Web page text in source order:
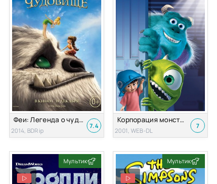
Феи: Легенда о чудовище
2014, BDRip
7.4
Корпорация монстров
2001, WEB-DL
7
Мультик Мультик